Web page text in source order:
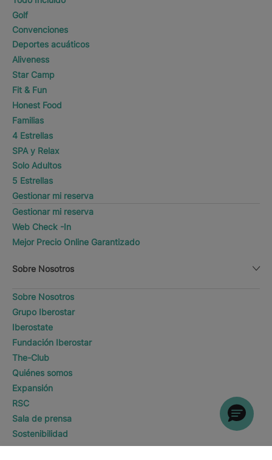
Golf
Convenciones
Deportes acuáticos
Aliveness
Star Camp
Fit & Fun
Honest Food
Familias
4 Estrellas
SPA y Relax
Solo Adultos
5 Estrellas
Gestionar mi reserva
Gestionar mi reserva
Web Check -In
Mejor Precio Online Garantizado
Sobre Nosotros
Sobre Nosotros
Grupo Iberostar
Iberostate
Fundación Iberostar
The-Club
Quiénes somos
Expansión
RSC
Sala de prensa
Sostenibilidad